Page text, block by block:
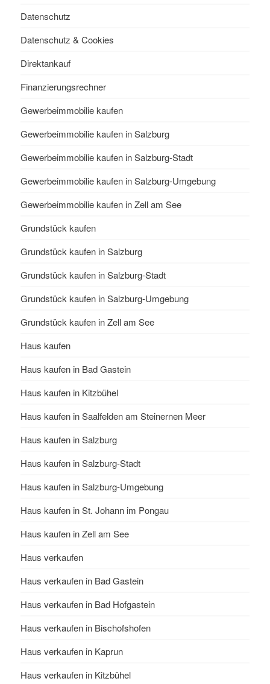
Datenschutz
Datenschutz & Cookies
Direktankauf
Finanzierungsrechner
Gewerbeimmobilie kaufen
Gewerbeimmobilie kaufen in Salzburg
Gewerbeimmobilie kaufen in Salzburg-Stadt
Gewerbeimmobilie kaufen in Salzburg-Umgebung
Gewerbeimmobilie kaufen in Zell am See
Grundstück kaufen
Grundstück kaufen in Salzburg
Grundstück kaufen in Salzburg-Stadt
Grundstück kaufen in Salzburg-Umgebung
Grundstück kaufen in Zell am See
Haus kaufen
Haus kaufen in Bad Gastein
Haus kaufen in Kitzbühel
Haus kaufen in Saalfelden am Steinernen Meer
Haus kaufen in Salzburg
Haus kaufen in Salzburg-Stadt
Haus kaufen in Salzburg-Umgebung
Haus kaufen in St. Johann im Pongau
Haus kaufen in Zell am See
Haus verkaufen
Haus verkaufen in Bad Gastein
Haus verkaufen in Bad Hofgastein
Haus verkaufen in Bischofshofen
Haus verkaufen in Kaprun
Haus verkaufen in Kitzbühel